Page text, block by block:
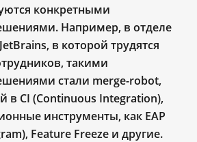
конкретными
Например, в отделе
в которой трудятся
такими
стали merge-robot,
в CI (Continuous Integration),
инструменты, как EAP
Feature Freeze и другие.